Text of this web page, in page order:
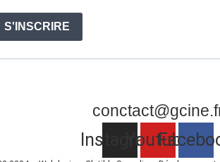
S'INSCRIRE
InstagramYoutube